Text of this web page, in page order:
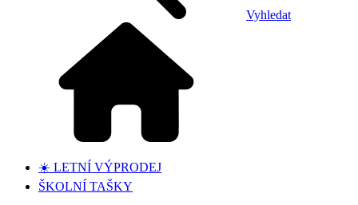
Vyhledat
☀️ LETNÍ VÝPRODEJ
ŠKOLNÍ TAŠKY